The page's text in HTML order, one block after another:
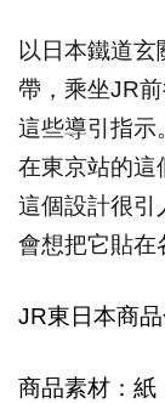
以日本鐵道玄
帶，乘坐JR
這些導引指示
在東京站的這
這個設計很引
會想把它貼在
JR東日本商
商品素材： 紙